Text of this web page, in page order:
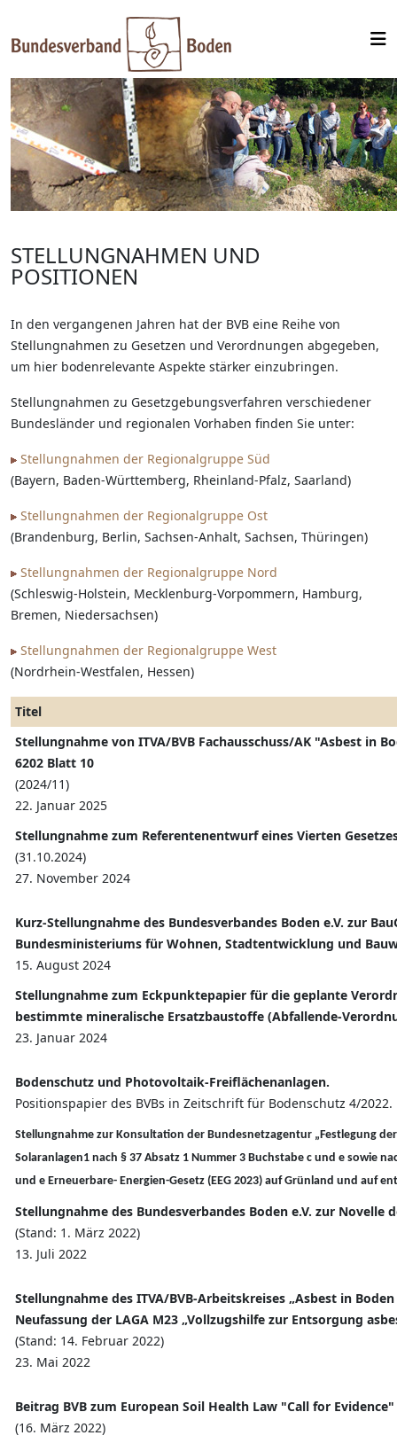
STELLUNGNAHMEN UND
POSITIONEN
In den vergangenen Jahren hat der BVB eine Reihe von
Stellungnahmen zu Gesetzen und Verordnungen abgegeben,
um hier bodenrelevante Aspekte stärker einzubringen.
Stellungnahmen zu Gesetzgebungsverfahren verschiedener
Bundesländer und regionalen Vorhaben finden Sie unter:
Stellungnahmen der Regionalgruppe Süd
(Bayern, Baden-Württemberg, Rheinland-Pfalz, Saarland)
Stellungnahmen der Regionalgruppe Ost
(Brandenburg, Berlin, Sachsen-Anhalt, Sachsen, Thüringen)
Stellungnahmen der Regionalgruppe Nord
(Schleswig-Holstein, Mecklenburg-Vorpommern, Hamburg,
Bremen, Niedersachsen)
Stellungnahmen der Regionalgruppe West
(Nordrhein-Westfalen, Hessen)
Titel
Stellungnahme von ITVA/BVB Fachausschuss/AK "Asbest in
6202 Blatt 10
(2024/11)
22. Januar 2025
Stellungnahme zum Referentenentwurf eines Vierten
(31.10.2024)
27. November 2024
Kurz-Stellungnahme des Bundesverbandes Boden e.V. zur
Bundesministeriums für Wohnen, Stadtentwicklung und
15. August 2024
Stellungnahme zum Eckpunktepapier für die geplante
bestimmte mineralische Ersatzbaustoffe (Abfallende-
23. Januar 2024
Bodenschutz und Photovoltaik-Freiflächenanlagen.
Positionspapier des BVBs in Zeitschrift für Bodenschutz 4/2022.
Stellungnahme zur Konsultation der Bundesnetzagentur „Festlegung
Solaranlagen1 nach § 37 Absatz 1 Nummer 3 Buchstabe c und e sowie
und e Erneuerbare- Energien-Gesetz (EEG 2023) auf Grünland und auf
Stellungnahme des Bundesverbandes Boden e.V. zur Novelle
(Stand: 1. März 2022)
13. Juli 2022
Stellungnahme des ITVA/BVB-Arbeitskreises „Asbest in
Neufassung der LAGA M23 „Vollzugshilfe zur Entsorgung
(Stand: 14. Februar 2022)
23. Mai 2022
Beitrag BVB zum European Soil Health Law "Call for Evidence"
(16. März 2022)